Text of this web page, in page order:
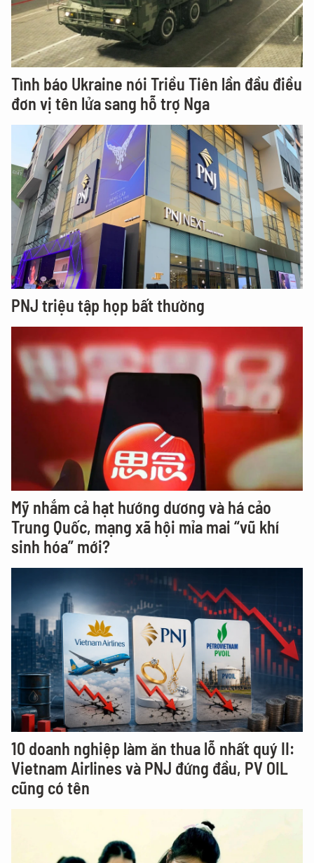
Tình báo Ukraine nói Triều Tiên lần đầu điều
đơn vị tên lửa sang hỗ trợ Nga
PNJ triệu tập họp bất thường
Mỹ nhắm cả hạt hướng dương và há cảo
Trung Quốc, mạng xã hội mỉa mai “vũ khí
sinh hóa” mới?
10 doanh nghiệp làm ăn thua lỗ nhất quý II:
Vietnam Airlines và PNJ đứng đầu, PV OIL
cũng có tên